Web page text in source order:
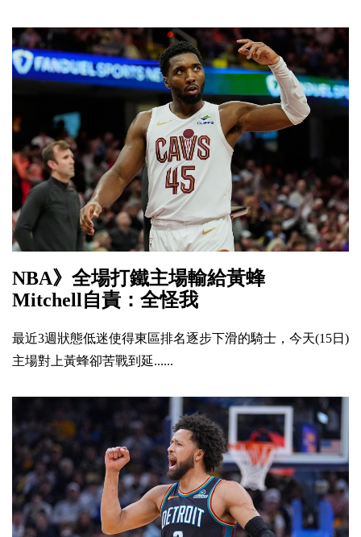
NBA》全場打鐵主場輸給黃蜂
Mitchell自責：全怪我
最近3週狀態低迷使得東區排名逐步下滑的騎士，今天(15日)
主場對上黃蜂卻苦戰到延......